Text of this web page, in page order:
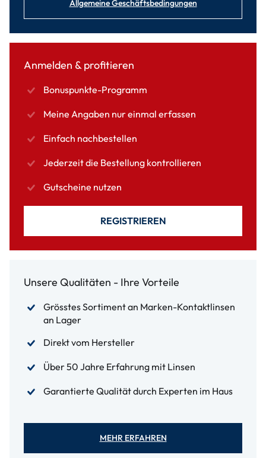
Allgemeine Geschäftsbedingungen
Anmelden & profitieren
Bonuspunkte-Programm
Meine Angaben nur einmal erfassen
Einfach nachbestellen
Jederzeit die Bestellung kontrollieren
Gutscheine nutzen
REGISTRIEREN
Unsere Qualitäten - Ihre Vorteile
Grösstes Sortiment an Marken-Kontaktlinsen
an Lager
Direkt vom Hersteller
Über 50 Jahre Erfahrung mit Linsen
Garantierte Qualität durch Experten im Haus
MEHR ERFAHREN